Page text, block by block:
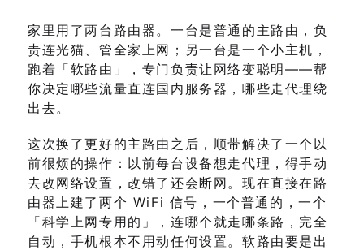
家里用了两台路由器。一台是普通的主路由，负
责连光猫、管全家上网；另一台是一个小主机，
跑着「软路由」，专门负责让网络变聪明——帮
你决定哪些流量直连国内服务器，哪些走代理绕
出去。
这次换了更好的主路由之后，顺带解决了一个以
前很烦的操作：以前每台设备想走代理，得手动
去改网络设置，改错了还会断网。现在直接在路
由器上建了两个 WiFi 信号，一个普通的，一个
「科学上网专用的」，连哪个就走哪条路，完全
自动，手机根本不用动任何设置。软路由要是出